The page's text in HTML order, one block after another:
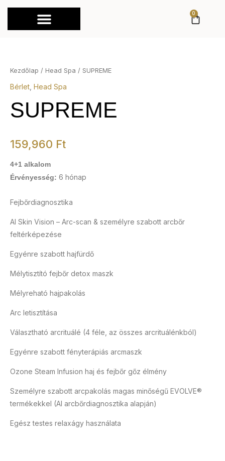
Skip
content
0
Kezdőlap / Head Spa / SUPREME
Bérlet Head Spa
SUPREME
159,960 Ft
4+1 alkalom
Érvényesség: 6 hónap
Fejbőrdiagnosztika
AI Skin Vision – Arc-scan & személyre szabott arcbőr
feltérképezése
Egyénre szabott hajfürdő
Mélytisztító fejbőr detox maszk
Mélyreható hajpakolás
Arc letisztítása
Választható arcrituálé (4 féle, az összes arcrituálénkból)
Egyénre szabott fényterápiás arcmaszk
Ozone Steam Infusion haj és fejbőr gőz élmény
Személyre szabott arcpakolás magas minőségű EVOLVE®
termékekkel (AI arcbőrdiagnosztika alapján)
Egész testes relaxágy használata